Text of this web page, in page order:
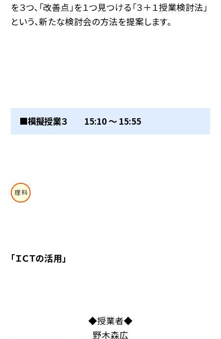
を３つ、「改善点」を１つ見つける「３＋１授業検討法」
という、新たな検討会の方法を提案します。
■模擬授業３ 15:10 〜 15:55
「ＩＣＴの活用」
◆授業者◆
野木森広